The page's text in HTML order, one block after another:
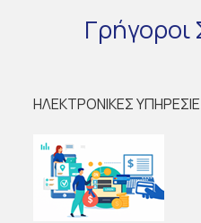
Γρήγοροι
ΗΛΕΚΤΡΟΝΙΚΕΣ